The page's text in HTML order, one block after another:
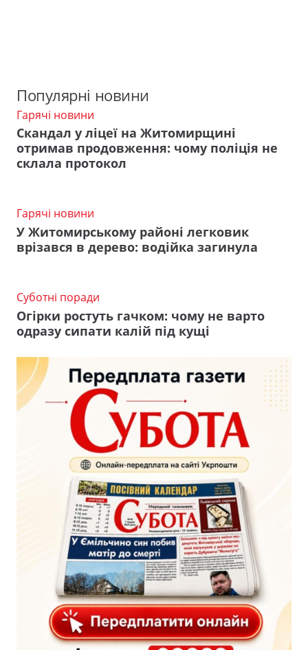
Популярні новини
Гарячі новини
Скандал у ліцеї на Житомирщині
отримав продовження: чому поліція не
склала протокол
Гарячі новини
У Житомирському районі легковик
врізався в дерево: водійка загинула
Суботні поради
Огірки ростуть гачком: чому не варто
одразу сипати калій під кущі